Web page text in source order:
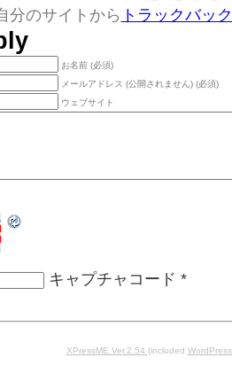
分のサイトから トラックバック
お名前 (必須)
メールアドレス (公開されません) (必須)
ウェブサイト
キャプチャコード *
XPressME Ver.2.54 (included